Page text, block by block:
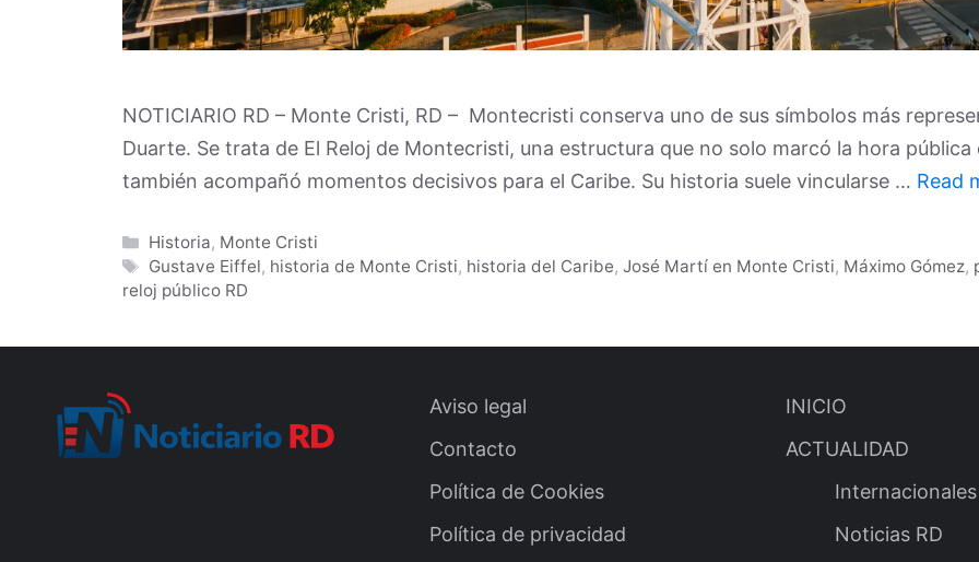
NOTICIARIO RD – Monte Cristi, RD – Montecristi conserva uno de sus símbolos más
Duarte. Se trata de El Reloj de Montecristi, una estructura que no solo marcó la hora
también acompañó momentos decisivos para el Caribe. Su historia suele vincularse … Read
Categories
Historia, Monte Cristi
Tags
Gustave Eiffel, historia de Monte Cristi, historia del Caribe,José Martí en Monte Cristi, Máximo Gómez,
reloj público RD
Aviso legal
Contacto
Política de Cookies
Política de privacidad
INICIO
ACTUALIDAD
Internacionales
Noticias RD